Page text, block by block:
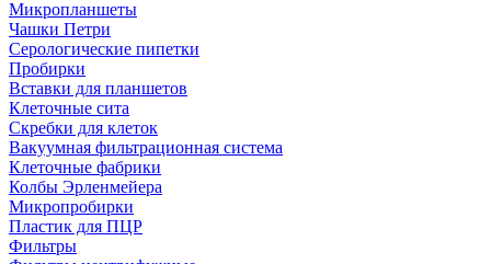
Микропланшеты
Чашки Петри
Серологические пипетки
Пробирки
Вставки для планшетов
Клеточные сита
Скребки для клеток
Вакуумная фильтрационная система
Клеточные фабрики
Колбы Эрленмейера
Микропробирки
Пластик для ПЦР
Фильтры